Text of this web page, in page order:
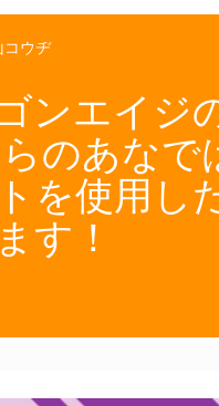
コウヂ
ンエイジ
のあなで
を使用し
す！